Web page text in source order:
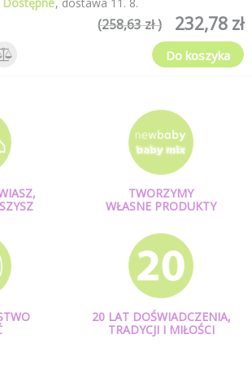
232,78 zł
(258,63 zł )
Do koszyka
TWORZYMY
WŁASNE PRODUKTY
20 LAT DOŚWIADCZENIA,
TRADYCJI I MIŁOŚCI